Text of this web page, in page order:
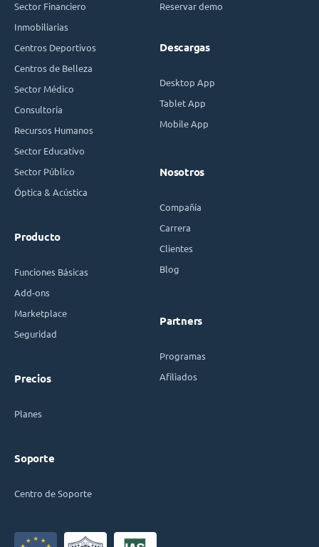
Sector Financiero
Inmobiliarias
Centros Deportivos
Centros de Belleza
Sector Médico
Consultoría
Recursos Humanos
Sector Educativo
Sector Público
Óptica & Acústica
Producto
Funciones Básicas
Add-ons
Marketplace
Seguridad
Precios
Planes
Soporte
Centro de Soporte
Reservar demo
Descargas
Desktop App
Tablet App
Mobile App
Nosotros
Compañía
Carrera
Clientes
Blog
Partners
Programas
Afiliados